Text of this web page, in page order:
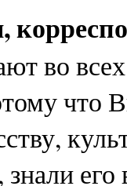
во
что
знали